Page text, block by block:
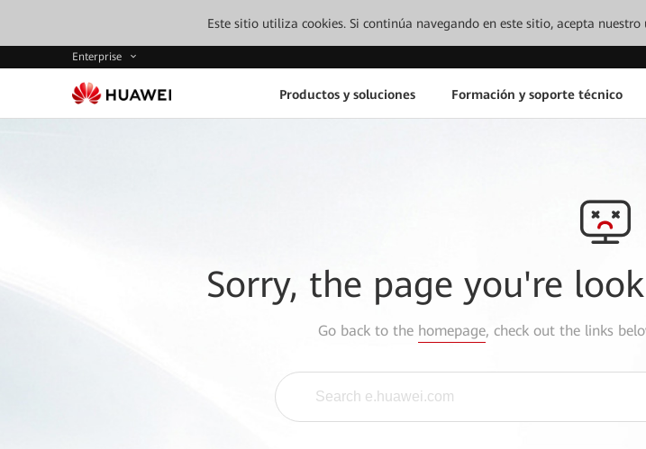
Este sitio utiliza cookies. Si continúa navegando en este sitio, acepta nuestro
Enterprise
Productos y soluciones Formación y soporte técnico
Sorry, the page you're
Go back to the homepage, check out the links